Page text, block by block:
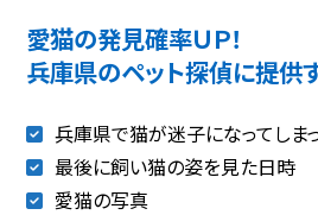
愛猫の発見確率ＵＰ！
兵庫県のペット探偵に提供
兵庫県で猫が迷子になってしま
最後に飼い猫の姿を見た日時
愛猫の写真